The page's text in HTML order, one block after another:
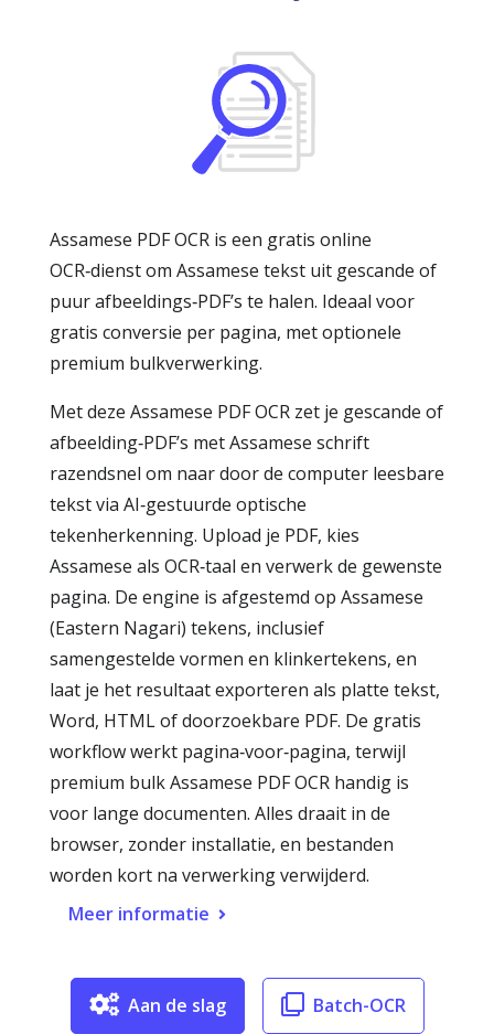
Assamese PDF OCR is een gratis online
OCR‑dienst om Assamese tekst uit gescande of
puur afbeeldings‑PDF’s te halen. Ideaal voor
gratis conversie per pagina, met optionele
premium bulkverwerking.
Met deze Assamese PDF OCR zet je gescande of
afbeelding‑PDF’s met Assamese schrift
razendsnel om naar door de computer leesbare
tekst via AI‑gestuurde optische
tekenherkenning. Upload je PDF, kies
Assamese als OCR‑taal en verwerk de gewenste
pagina. De engine is afgestemd op Assamese
(Eastern Nagari) tekens, inclusief
samengestelde vormen en klinkertekens, en
laat je het resultaat exporteren als platte tekst,
Word, HTML of doorzoekbare PDF. De gratis
workflow werkt pagina‑voor‑pagina, terwijl
premium bulk Assamese PDF OCR handig is
voor lange documenten. Alles draait in de
browser, zonder installatie, en bestanden
worden kort na verwerking verwijderd.
Meer informatie
Aan de slag Batch-OCR